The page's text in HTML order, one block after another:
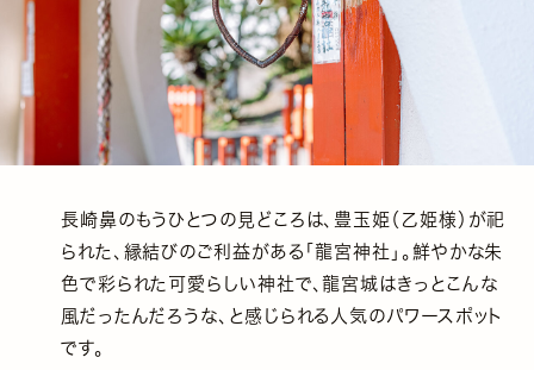
長崎鼻のもうひとつの見どころは、豊玉姫（乙姫様）が祀
られた、縁結びのご利益がある「龍宮神社」。鮮やかな朱
色で彩られた可愛らしい神社で、龍宮城はきっとこんな
風だったんだろうな、と感じられる人気のパワースポット
です。